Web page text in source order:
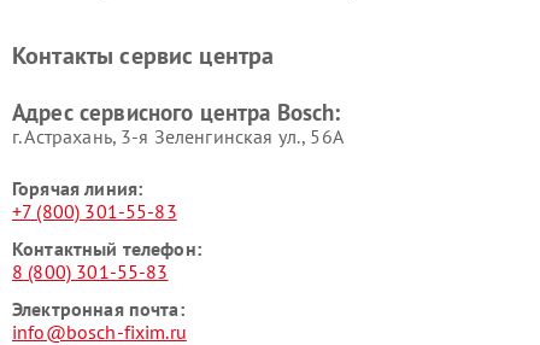
Ремонт сушильных автоматовРемонт морозильных камер
Контакты сервис центра
Адрес сервисного центра Bosch:
г. Астрахань, 3-я Зеленгинская ул., 56А
Горячая линия:
+7 (800) 301-55-83
Контактный телефон:
8 (800) 301-55-83
Электронная почта:
info@bosch-fixim.ru